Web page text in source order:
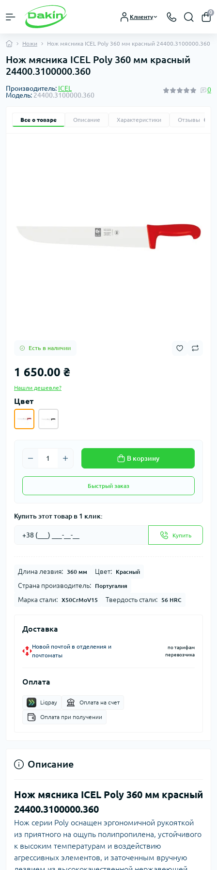
Клиенту
0
Ножи Нож мясника ICEL Poly 360 мм красный 24400.3100000.360
Нож мясника ICEL Poly 360 мм красный
24400.3100000.360
Производитель: ICEL
Модель: 24400.3100000.360
0
Все о товаре Описание Характеристики Отзывы
Есть в наличии
1 650.00 ₴
Нашли дешевле?
Цвет
В корзину
Быстрый заказ
Купить этот товар в 1 клик:
Купить
Длина лезвия: 360 мм Цвет: Красный
Страна производитель: Португалия
Марка стали: X50CrMoV15 Твердость стали: 56 HRC
Доставка
Новой почтой в отделения и
почтоматы
по тарифам
перевозчика
Оплата
Liqpay Оплата на счет
Оплата при получении
Описание
Нож мясника ICEL Poly 360 мм красный
24400.3100000.360
Нож серии Poly оснащен эргономичной рукояткой
из приятного на ощупь полипропилена, устойчивого
к высоким температурам и воздействию
агрессивных элементов, и заточенным вручную